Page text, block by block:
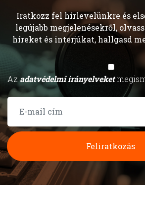
Iratkozz fel hírlevelünkre és
legújabb megjelenésekről,
híreket és interjúkat, hallgasd
Azadatvédelmi irányelveket
Feliratkozás